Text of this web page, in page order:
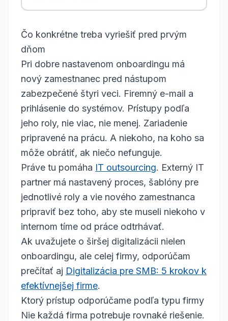
Čo konkrétne treba vyriešiť pred prvým
dňom
Pri dobre nastavenom onboardingu má
nový zamestnanec pred nástupom
zabezpečené štyri veci. Firemný e-mail a
prihlásenie do systémov. Prístupy podľa
jeho roly, nie viac, nie menej. Zariadenie
pripravené na prácu. A niekoho, na koho sa
môže obrátiť, ak niečo nefunguje.
Práve tu pomáha IT outsourcing. Externý IT
partner má nastavený proces, šablóny pre
jednotlivé roly a vie nového zamestnanca
pripraviť bez toho, aby ste museli niekoho v
internom tíme od práce odtrhávať.
Ak uvažujete o širšej digitalizácii nielen
onboardingu, ale celej firmy, odporúčam
prečítať aj Digitalizácia pre SMB: 5 krokov k
efektívnejšej firme.
Ktorý prístup odporúčame podľa typu firmy
Nie každá firma potrebuje rovnaké riešenie.